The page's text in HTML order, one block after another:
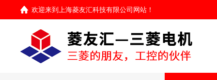
欢迎来到 上海菱友汇科技有限公司网站 ！